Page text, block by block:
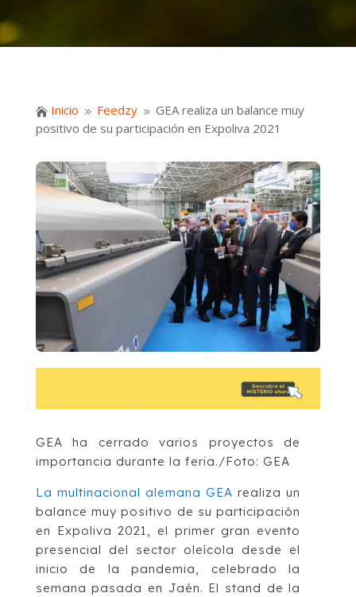
 Inicio 9 Feedzy 9 GEA realiza un balance muy
positivo de su participación en Expoliva 2021
GEA ha cerrado varios proyectos de
importancia durante la feria./Foto: GEA
La multinacional alemana GEA realiza un
balance muy positivo de su participación
en Expoliva 2021, el primer gran evento
presencial del sector oleícola desde el
inicio de la pandemia, celebrado la
semana pasada en Jaén. El stand de la